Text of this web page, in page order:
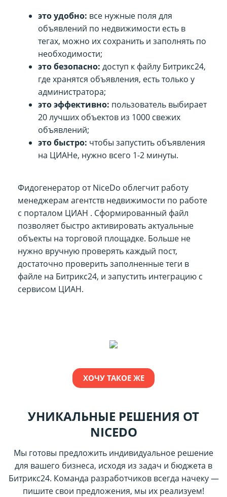
это удобно: все нужные поля для
объявлений по недвижимости есть в
тегах, можно их сохранить и заполнять по
необходимости;
это безопасно: доступ к файлу Битрикс24,
где хранятся объявления, есть только у
администратора;
это эффективно: пользователь выбирает
20 лучших объектов из 1000 свежих
объявлений;
это быстро: чтобы запустить объявления
на ЦИАНе, нужно всего 1-2 минуты.
Фидогенератор от NiceDo облегчит работу
менеджерам агентств недвижимости по работе
с порталом ЦИАН . Сформированный файл
позволяет быстро активировать актуальные
объекты на торговой площадке. Больше не
нужно вручную проверять каждый пост,
достаточно проверить заполненные теги в
файле на Битрикс24, и запустить интеграцию с
сервисом ЦИАН.
ХОЧУ ТАКОЕ ЖЕ
УНИКАЛЬНЫЕ РЕШЕНИЯ ОТ
NICEDO
Мы готовы предложить индивидуальное решение
для вашего бизнеса, исходя из задач и бюджета в
Битрикс24. Команда разработчиков всегда начеку —
пишите свои предложения, мы их реализуем!